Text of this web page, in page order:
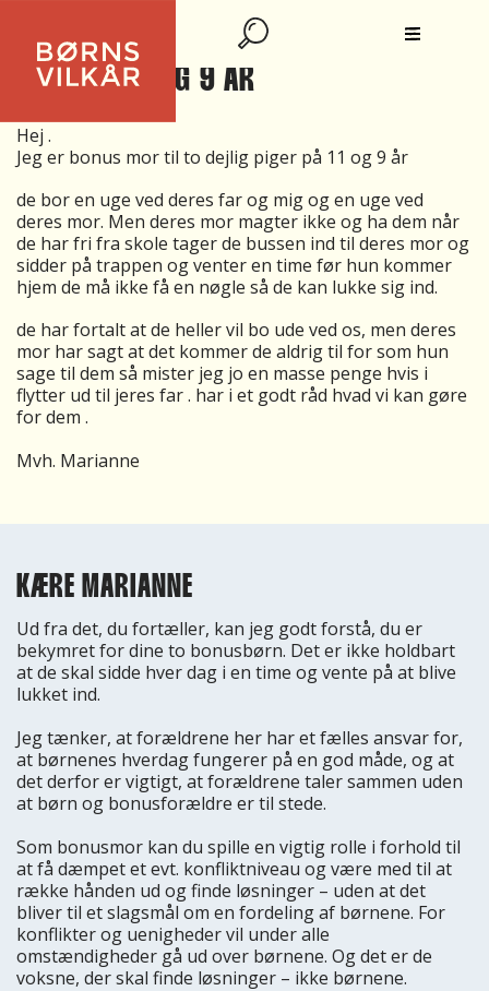
JEG ER BONUS MOR TIL TO DEJLIG
PIGER PÅ 11 OG 9 ÅR
Hej .
Jeg er bonus mor til to dejlig piger på 11 og 9 år
de bor en uge ved deres far og mig og en uge ved
deres mor. Men deres mor magter ikke og ha dem når
de har fri fra skole tager de bussen ind til deres mor og
sidder på trappen og venter en time før hun kommer
hjem de må ikke få en nøgle så de kan lukke sig ind.
de har fortalt at de heller vil bo ude ved os, men deres
mor har sagt at det kommer de aldrig til for som hun
sage til dem så mister jeg jo en masse penge hvis i
flytter ud til jeres far . har i et godt råd hvad vi kan gøre
for dem .
Mvh. Marianne
KÆRE MARIANNE
Ud fra det, du fortæller, kan jeg godt forstå, du er
bekymret for dine to bonusbørn. Det er ikke holdbart
at de skal sidde hver dag i en time og vente på at blive
lukket ind.
Jeg tænker, at forældrene her har et fælles ansvar for,
at børnenes hverdag fungerer på en god måde, og at
det derfor er vigtigt, at forældrene taler sammen uden
at børn og bonusforældre er til stede.
Som bonusmor kan du spille en vigtig rolle i forhold til
at få dæmpet et evt. konfliktniveau og være med til at
række hånden ud og finde løsninger – uden at det
bliver til et slagsmål om en fordeling af børnene. For
konflikter og uenigheder vil under alle
omstændigheder gå ud over børnene. Og det er de
voksne, der skal finde løsninger – ikke børnene.